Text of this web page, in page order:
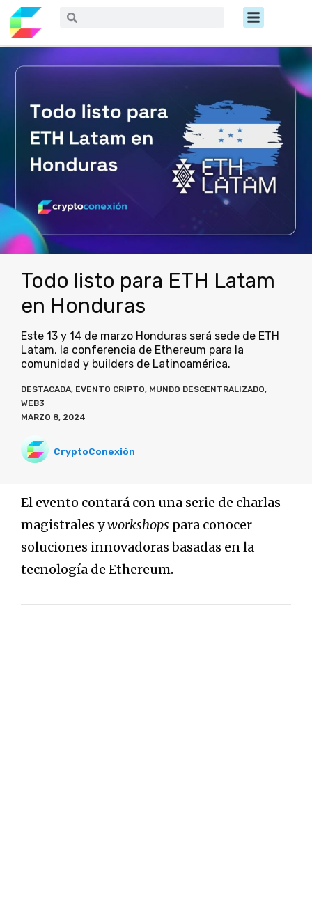
contenido
Buscar Menú
Todo listo para ETH Latam
en Honduras
Este 13 y 14 de marzo Honduras será sede de ETH
Latam, la conferencia de Ethereum para la
comunidad y builders de Latinoamérica.
DESTACADA, EVENTO CRIPTO, MUNDO DESCENTRALIZADO,
WEB3
MARZO 8, 2024
CryptoConexión
El evento contará con una serie de charlas
magistrales yworkshops para conocer
soluciones innovadoras basadas en la
tecnología de Ethereum.